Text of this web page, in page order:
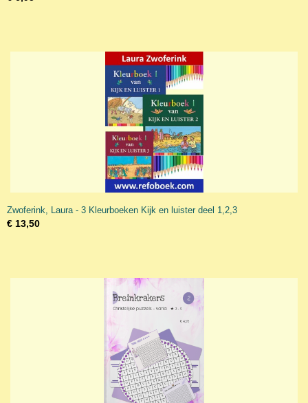
Zwoferink, Laura - 3 Kleurboeken Kijk en luister deel 1,2,3
€ 13,50